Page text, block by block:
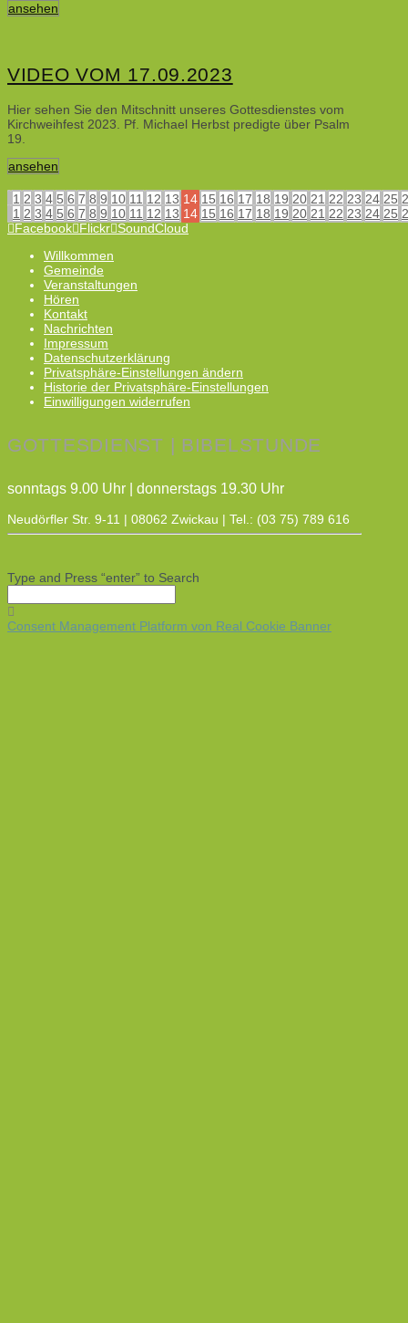
ansehen
VIDEO VOM 17.09.2023
Hier sehen Sie den Mitschnitt unseres Gottesdienstes vom
Kirchweihfest 2023. Pf. Michael Herbst predigte über Psalm
19.
ansehen
1 2 3 4 5 6 7 8 9 10 11 12 13 14 15 16 17 18 19 20 21 22 23 24 25
1 2 3 4 5 6 7 8 9 10 11 12 13 14 15 16 17 18 19 20 21 22 23 24 25
Facebook Flickr SoundCloud
Willkommen
Gemeinde
Veranstaltungen
Hören
Kontakt
Nachrichten
Impressum
Datenschutzerklärung
Privatsphäre-Einstellungen ändern
Historie der Privatsphäre-Einstellungen
Einwilligungen widerrufen
GOTTESDIENST | BIBELSTUNDE
sonntags 9.00 Uhr | donnerstags 19.30 Uhr
Neudörfler Str. 9-11 | 08062 Zwickau | Tel.: (03 75) 789 616
Type and Press “enter” to Search
Consent Management Platform von Real Cookie Banner